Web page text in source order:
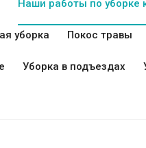
Наши работы по уборке
уборка Покос травы
Уборка в подъездах